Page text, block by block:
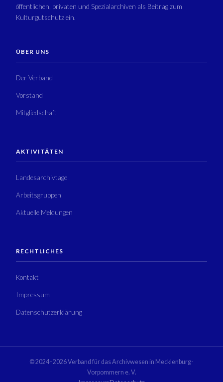
öffentlichen, privaten und Spezialarchiven als Beitrag zum
Kulturgutschutz ein.
ÜBER UNS
Der Verband
Vorstand
Mitgliedschaft
AKTIVITÄTEN
Landesarchivtage
Arbeitsgruppen
Aktuelle Meldungen
RECHTLICHES
Kontakt
Impressum
Datenschutzerklärung
© 2024–2026 Verband für das Archivwesen in Mecklenburg-
Vorpommern e. V.